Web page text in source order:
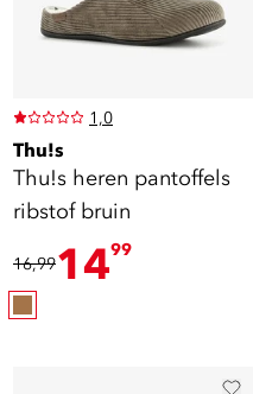
1,0
Thu!s
Thu!s heren pantoffels
ribstof bruin
16,991499